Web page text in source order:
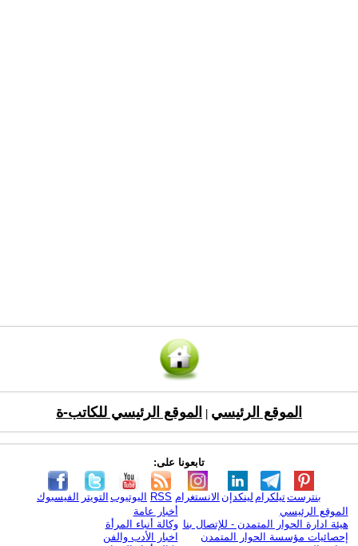
الموقع الرئيسي الموقع الرئيسي للكاتب-ة
تابعونا على:
الفيسبوك التويتر اليوتيوب RSS الانستغرام لينكدإن تيلكرامبنترست
الموقع الرئيسي
هيئة ادارة الحوار المتمدن - للإتصال بنا
إحصائيات مؤسسة الحوار المتمدن
أخبار عامة
وكالة أنباء المرأة
اخبار الأدب والفن